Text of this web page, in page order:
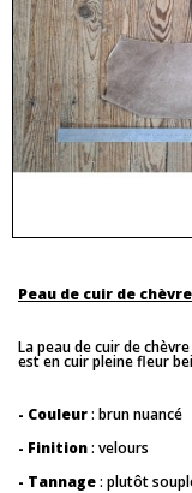
Peau de cuir de
La peau de cuir de
est en cuir pleine fleur
- Couleur: brun nuancé
- Finition: velours
- Tannage: plutôt